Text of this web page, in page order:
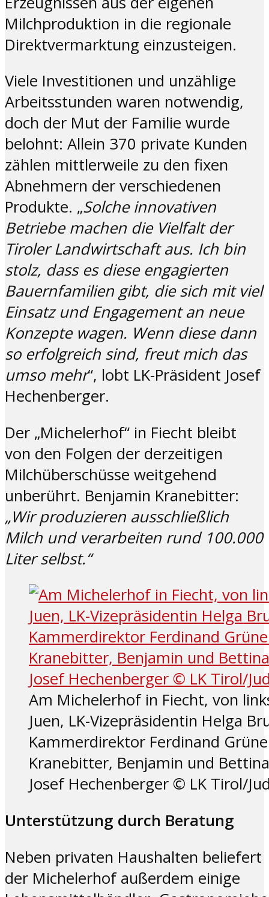
Milchproduktion in die regionale
Direktvermarktung einzusteigen.
Viele Investitionen und unzählige
Arbeitsstunden waren notwendig,
doch der Mut der Familie wurde
belohnt: Allein 370 private Kunden
zählen mittlerweile zu den fixen
Abnehmern der verschiedenen
Produkte. „Solche innovativen
Betriebe machen die Vielfalt der
Tiroler Landwirtschaftaus. Ich bin
stolz, dass es diese engagierten
Bauernfamilien gibt, die sich mit viel
Einsatz undEngagement an neue
Konzepte wagen. Wenn diese dann
so erfolgreich sind, freut mich das
umso mehr“, lobt LK-Präsident Josef
Hechenberger.
Der „Michelerhof“ in Fiecht bleibt
von den Folgen der derzeitigen
Milchüberschüsse weitgehend
unberührt. Benjamin Kranebitter:
„Wir produzieren ausschließlich
Milch und verarbeiten rund 100.000
Liter selbst.“
Am Michelerhof in Fiecht, von
Juen, LK-Vizepräsidentin Helga
Kammerdirektor Ferdinand
Kranebitter, Benjamin und
Josef Hechenberger © LK Tirol/
Unterstützung durch Beratung
Neben privaten Haushalten beliefert
der Michelerhof außerdem einige